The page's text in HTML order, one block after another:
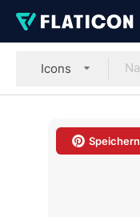
Icons
Speichern